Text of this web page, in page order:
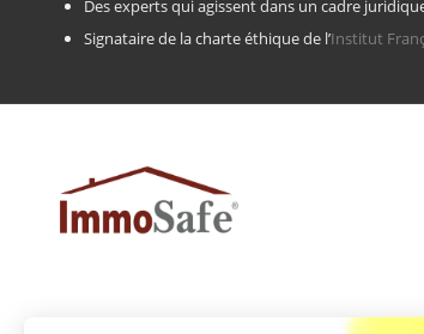
Des experts qui agissent dans un cadre
Signataire de la charte éthique de l’Institut